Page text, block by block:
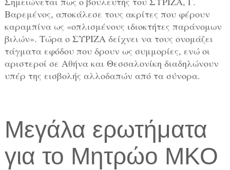
Βαρεμένος, αποκάλεσε τους ακρίτες που φέρουν
καραμπίνα ως «οπλισμένους ιδιοκτήτες παράνομων
βιλών». Τώρα ο ΣΥΡΙΖΑ δείχνει να τους ονομάζει
τάγματα εφόδου που δρουν ως συμμορίες, ενώ οι
αριστεροί σε Αθήνα και Θεσσαλονίκη διαδηλώνουν
υπέρ της εισβολής αλλοδαπών από τα σύνορα.
Μεγάλα ερωτήματα
για το Μητρώο ΜΚΟ